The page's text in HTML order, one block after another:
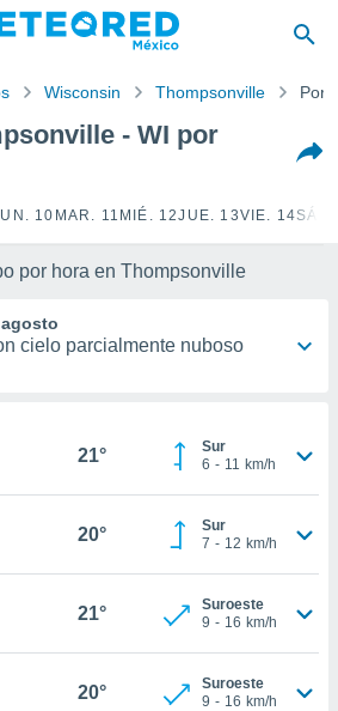
Wisconsin Thompsonville Por
- WI por
10 MAR. 11 MIÉ. 12JUE. 13VIE. 14
por hora en Thompsonville
cielo parcialmente nuboso
21°
Sur
6 - 11 km/h
20°
Sur
7 - 12 km/h
21°
Suroeste
9 - 16 km/h
20°
Suroeste
9 - 16 km/h